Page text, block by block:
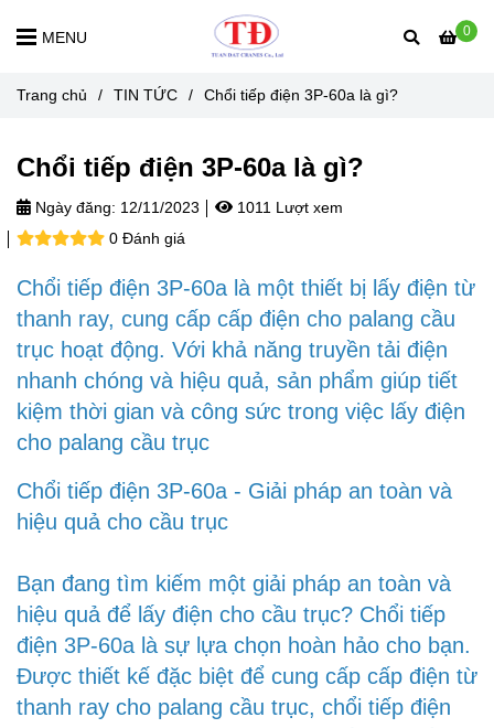
0
MENU
Trang chủ / TIN TỨC / Chổi tiếp điện 3P-60a là gì?
Chổi tiếp điện 3P-60a là gì?
Ngày đăng: 12/11/2023
1011 Lượt xem
0 Đánh giá
Chổi tiếp điện 3P-60a là một thiết bị lấy điện từ
thanh ray, cung cấp cấp điện cho palang cầu
trục hoạt động. Với khả năng truyền tải điện
nhanh chóng và hiệu quả, sản phẩm giúp tiết
kiệm thời gian và công sức trong việc lấy điện
cho palang cầu trục
Chổi tiếp điện 3P-60a - Giải pháp an toàn và
hiệu quả cho cầu trục
Bạn đang tìm kiếm một giải pháp an toàn và
hiệu quả để lấy điện cho cầu trục? Chổi tiếp
điện 3P-60a là sự lựa chọn hoàn hảo cho bạn.
Được thiết kế đặc biệt để cung cấp cấp điện từ
thanh ray cho palang cầu trục, chổi tiếp điện